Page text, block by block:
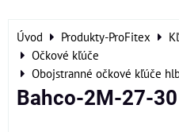
Úvod Produkty-ProFitex
Očkové kľúče
Obojstranné očkové kľúče
Bahco-2M-27-30